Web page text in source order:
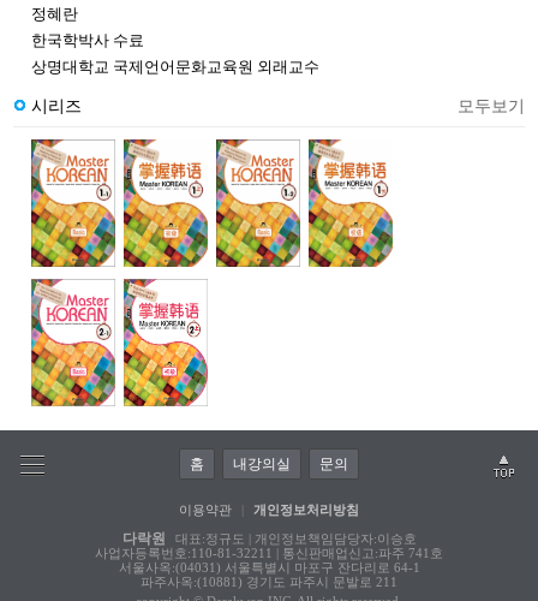
정혜란
한국학박사 수료
상명대학교 국제언어문화교육원 외래교수
시리즈 모두보기
홈 내강의실 문의
이용약관 개인정보처리방침
다락원
대표:정규도 | 개인정보책임담당자:이승호
사업자등록번호:110-81-32211 | 통신판매업신고:파주 741호
서울사옥:(04031) 서울특별시 마포구 잔다리로 64-1
파주사옥:(10881) 경기도 파주시 문발로 211